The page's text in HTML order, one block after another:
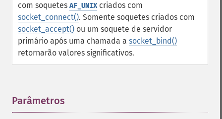
com soquetes AF_UNIXcriados com
socket_connect(). Somente soquetes criados com
socket_accept() ou um soquete de servidor
primário após uma chamada a socket_bind()
retornarão valores significativos.
Parâmetros